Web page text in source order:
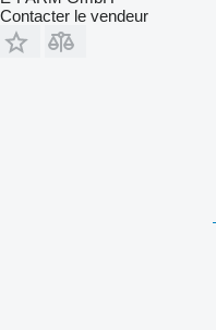
Contacter le vendeur